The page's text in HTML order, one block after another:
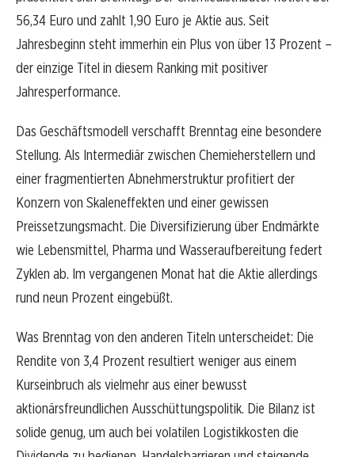
56,34 Euro und zahlt 1,90 Euro je Aktie aus. Seit
Jahresbeginn steht immerhin ein Plus von über 13 Prozent –
der einzige Titel in diesem Ranking mit positiver
Jahresperformance.
Das Geschäftsmodell verschafft Brenntag eine besondere
Stellung. Als Intermediär zwischen Chemieherstellern und
einer fragmentierten Abnehmerstruktur profitiert der
Konzern von Skaleneffekten und einer gewissen
Preissetzungsmacht. Die Diversifizierung über Endmärkte
wie Lebensmittel, Pharma und Wasseraufbereitung federt
Zyklen ab. Im vergangenen Monat hat die Aktie allerdings
rund neun Prozent eingebüßt.
Was Brenntag von den anderen Titeln unterscheidet: Die
Rendite von 3,4 Prozent resultiert weniger aus einem
Kurseinbruch als vielmehr aus einer bewusst
aktionärsfreundlichen Ausschüttungspolitik. Die Bilanz ist
solide genug, um auch bei volatilen Logistikkosten die